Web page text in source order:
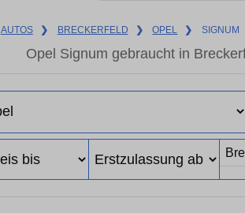
AUTOS ❯ BRECKERFELD ❯ OPEL ❯ SIGNUM
Opel Signum gebraucht in